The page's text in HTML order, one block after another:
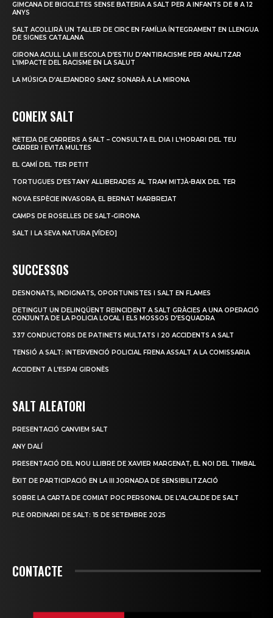
GIMCANA DE BICICLETES SENSE BATERIA A SALT PER A INFANTS DE 8 A 12
ANYS
SALT ACOLLIRÀ UN TALLER DE CIRC EN FAMÍLIA ÍNTEGRAMENT EN LLENGUA
DE SIGNES CATALANA
GIRONA ACULL LA III ESCOLA D’ESTIU D’ANTIRACISME PER ANALITZAR
L’IMPACTE DEL RACISME EN LA SALUT
LA MÚSICA D’ALEJANDRO SANZ SONARÀ A LA MIRONA
CONEIX SALT
NETEJA DE CARRERS A SALT – CONSULTA EL DIA I L’HORARI DEL TEU
CARRER I EVITA MULTES
EL CAMÍ DEL TER PETIT
TORTUGUES D’ESTANY ALLIBERADES AL TRAM MITJÀ-BAIX DEL TER
NOVA ESPÈCIE INVASORA, EL BERNAT MARBREJAT
CAMPS DE ROSELLES DE SALT-GIRONA
SALT I LA SEVA NATURA [VÍDEO]
SUCCESSOS
DESNONATS, INDIGNATS, OPORTUNISTES I SALT EN FLAMES
DETINGUT UN DELINQÜENT REINCIDENT A SALT GRÀCIES A UNA OPERACIÓ
CONJUNTA DE LA POLICIA LOCAL I ELS MOSSOS D’ESQUADRA
337 CONDUCTORS DE PATINETS MULTATS I 20 ACCIDENTS A SALT
TENSIÓ A SALT: INTERVENCIÓ POLICIAL FRENA ASSALT A LA COMISSARIA
ACCIDENT A L’ESPAI GIRONÈS
SALT ALEATORI
PRESENTACIÓ CANVIEM SALT
ANY DALÍ
PRESENTACIÓ DEL NOU LLIBRE DE XAVIER MARGENAT, EL NOI DEL TIMBAL
ÈXIT DE PARTICIPACIÓ EN LA III JORNADA DE SENSIBILITZACIÓ
SOBRE LA CARTA DE COMIAT POC PERSONAL DE L’ALCALDE DE SALT
PLE ORDINARI DE SALT: 15 DE SETEMBRE 2025
CONTACTE